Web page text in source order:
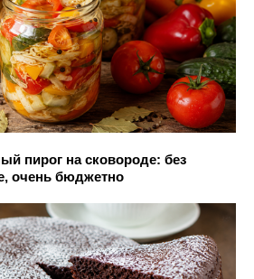
пирог на сковороде: без
очень бюджетно